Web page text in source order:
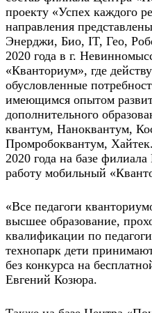
проекту «Успех каждого
направления
Энерджи, Био, IT, Гео,
2020 года в г.
«Кванториум», где
обусловленные
имеющимся опытом
дополнительного
квантум, Наноквантум,
Промробоквантум,
2020 года на базе
работу мобильный
«Все педагоги
высшее образование,
квалификации по
технопарк дети
без конкурса на
Евгений Козюра.